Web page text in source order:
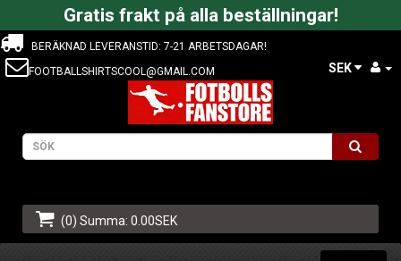
Gratis frakt på alla beställningar!
BERÄKNAD LEVERANSTID: 7-21 ARBETSDAGAR!
FOOTBALLSHIRTSCOOL@GMAIL.COM
SEK
(0) Summa: 0.00SEK